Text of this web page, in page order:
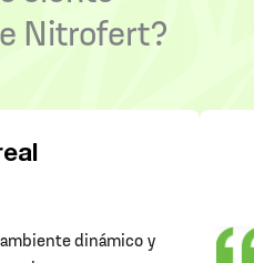
Nitrofert?
dinámico y